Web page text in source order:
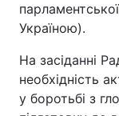
парламентської
Україною).
На засіданні
необхідність
у боротьбі з